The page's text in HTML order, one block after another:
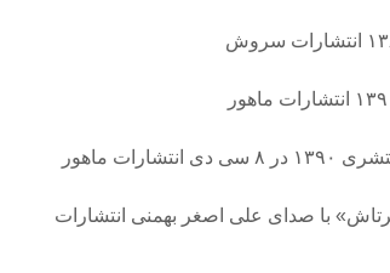
ماهور
با صدای علی اصغر بهمنی انتشارات